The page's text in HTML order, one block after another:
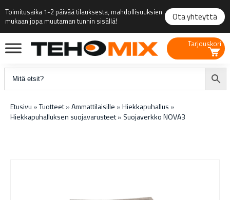
Toimitusaika 1-2 päivää tilauksesta, mahdollisuuksien
mukaan jopa muutaman tunnin sisällä!
Ota yhteyttä
Tarjouskori
Etusivu »Tuotteet»Ammattilaisille »Hiekkapuhallus »
Hiekkapuhalluksen suojavarusteet» Suojaverkko NOVA3